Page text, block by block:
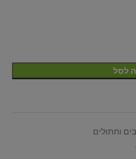
לסל
וחתולים